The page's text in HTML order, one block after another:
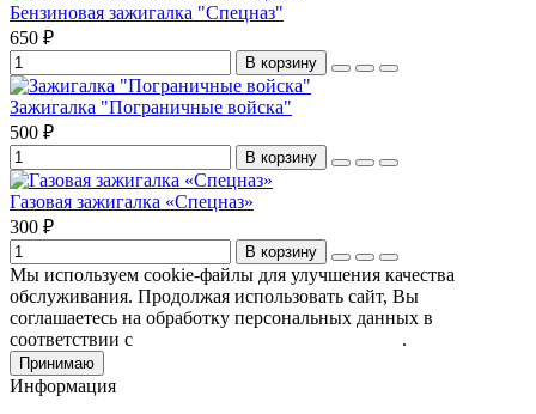
Бензиновая зажигалка "Спецназ"
650 ₽
В корзину
Зажигалка "Пограничные войска"
500 ₽
В корзину
Газовая зажигалка «Спецназ»
300 ₽
В корзину
Мы используем cookie-файлы для улучшения качества
обслуживания. Продолжая использовать сайт, Вы
соглашаетесь на обработку персональных данных в
соответствии с
.
Принимаю
Информация